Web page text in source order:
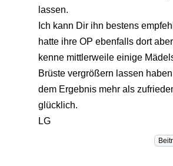
lassen.
Ich kann Dir ihn bestens
hatte ihre OP ebenfalls dort
kenne mittlerweile einige
Brüste vergrößern lassen
dem Ergebnis mehr als
glücklich.
LG